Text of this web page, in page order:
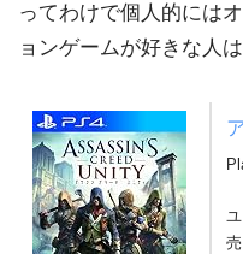
ってわけで個人的には
ョンゲームが好きな人